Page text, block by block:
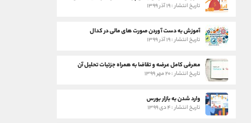
تاریخ انتشار : ۱۹ آذر ۱۳۹۹
آموزش به دست آوردن صورت های مالی در کدال
تاریخ انتشار : ۱۹ آذر ۱۳۹۹
معرفی کامل عرضه و تقاضا به همراه جزئیات تحلیل آن
تاریخ انتشار : ۲۰ مهر ۱۳۹۹
وارد شدن به بازار بورس
تاریخ انتشار : ۴ دی ۱۳۹۹